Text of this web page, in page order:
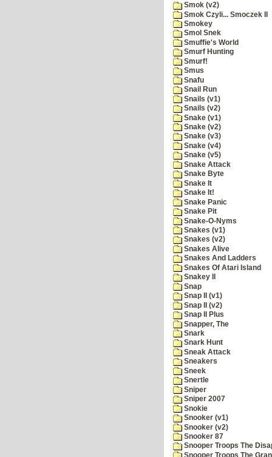
Smok (v2)
Smok Czyli... Smoczek II
Smokey
Smol Snek
Smuffie's World
Smurf Hunting
Smurf!
Smus
Snafu
Snail Run
Snails (v1)
Snails (v2)
Snake (v1)
Snake (v2)
Snake (v3)
Snake (v4)
Snake (v5)
Snake Attack
Snake Byte
Snake It
Snake It!
Snake Panic
Snake Pit
Snake-O-Nyms
Snakes (v1)
Snakes (v2)
Snakes Alive
Snakes And Ladders
Snakes Of Atari Island
Snakey II
Snap
Snap II (v1)
Snap II (v2)
Snap II Plus
Snapper, The
Snark
Snark Hunt
Sneak Attack
Sneakers
Sneek
Snertle
Sniper
Sniper 2007
Snokie
Snooker (v1)
Snooker (v2)
Snooker 87
Snooper Troops The
Snooper Troops The